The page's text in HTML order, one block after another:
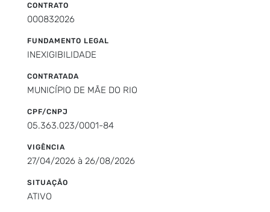
CONTRATO
000832026
FUNDAMENTO LEGAL
INEXIGIBILIDADE
CONTRATADA
MUNICÍPIO DE MÃE DO RIO
CPF/CNPJ
05.363.023/0001-84
VIGÊNCIA
27/04/2026 à 26/08/2026
SITUAÇÃO
ATIVO